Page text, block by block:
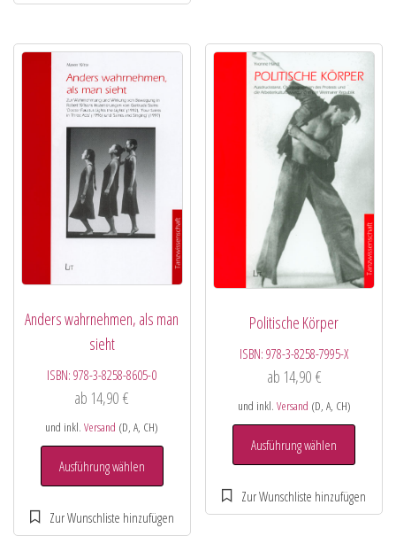
Anders wahrnehmen, als man
sieht
ISBN:978-3-8258-8605-0
ab 14,90€
und inkl.Versand (D, A, CH)
Ausführung wählen
Politische Körper
ISBN:978-3-8258-7995-X
ab 14,90 €
und inkl. Versand (D, A, CH)
Ausführung wählen